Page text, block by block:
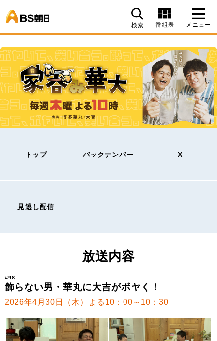
検索 番組表 メニュー
トップ バックナンバー X
見逃し配信
放送内容
#98
飾らない男・華丸に大吉がボヤく！
2026年4月30日（木）よる10：00～10：30